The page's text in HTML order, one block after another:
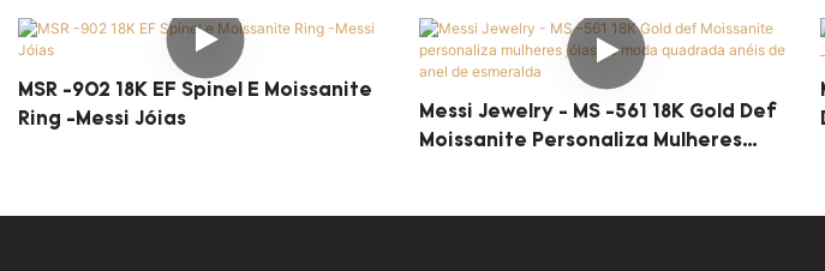
MSR -902 18K EF Spinel E Moissanite
Ring -Messi Jóias
Messi Jewelry - MS -561 18K Gold Def
Moissanite Personaliza Mulheres